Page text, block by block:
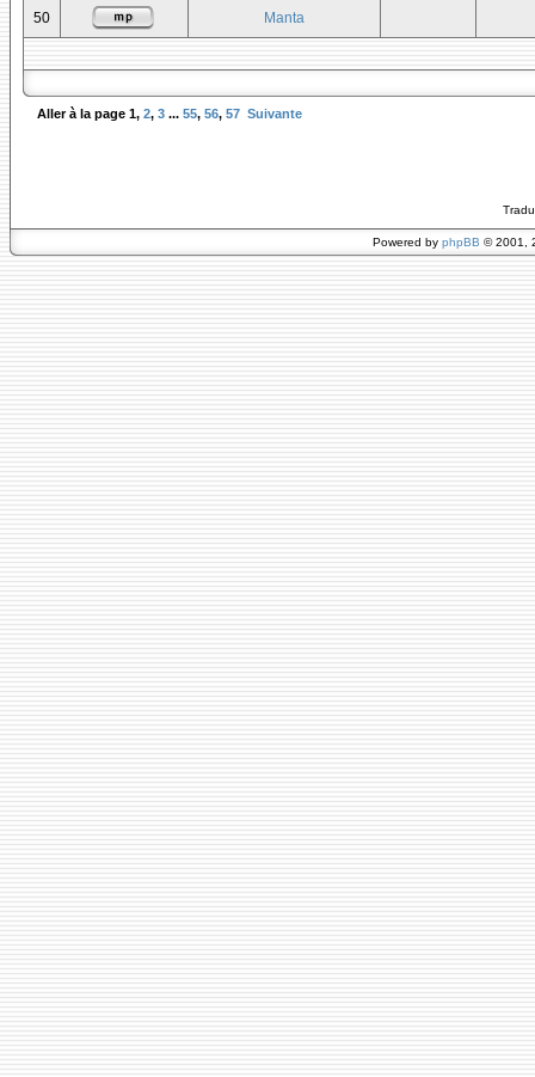
50 Manta
Aller à la page 1, 2, 3 ... 55, 56, 57 Suivante
Powered by phpBB © 2001,